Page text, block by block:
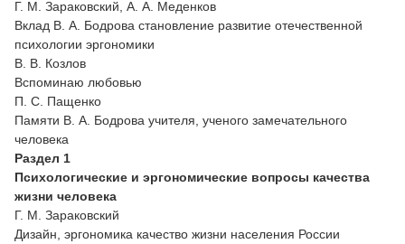
Г. М. Зараковский, А. А. Меденков
Вклад В. А. Бодрова становление развитие отечественной
психологии эргономики
В. В. Козлов
Вспоминаю любовью
П. С. Пащенко
Памяти В. А. Бодрова учителя, ученого замечательного
человека
Раздел 1
Психологические и эргономические вопросы качества
жизни человека
Г. М. Зараковский
Дизайн, эргономика качество жизни населения России